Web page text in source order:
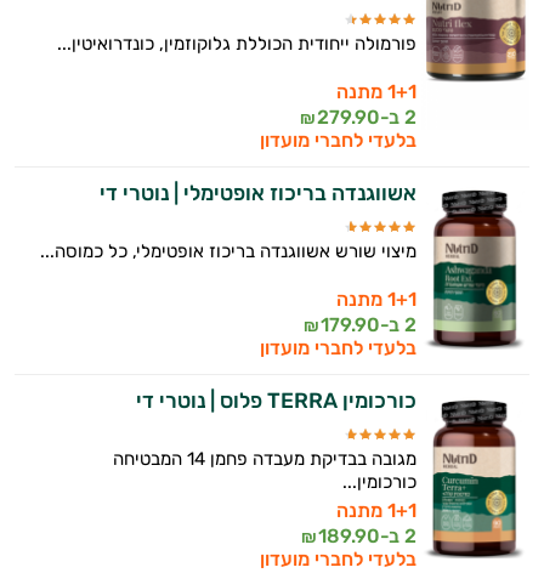
פורמולה ייחודית הכוללת גלוקוזמין, כונדרואיטין...
1+1 מתנה
2 ב-
279.90
₪
בלעדי לחברי מועדון
אשווגנדה בריכוז אופטימלי | נוטרי די
מיצוי שורש אשווגנדה בריכוז אופטימלי, כל כמוסה...
1+1 מתנה
2 ב-
179.90
₪
בלעדי לחברי מועדון
כורכומין TERRA פלוס | נוטרי די
מגובה בבדיקת מעבדה פחמן 14 המבטיחה
כורכומין...
1+1 מתנה
2 ב-
189.90
₪
בלעדי לחברי מועדון